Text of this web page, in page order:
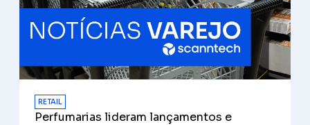
RETAIL
Perfumarias lideram lançamentos e